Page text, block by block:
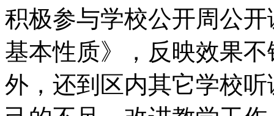
积极参与学校公开周公
基本性质》，反映效果
外，还到区内其它学校